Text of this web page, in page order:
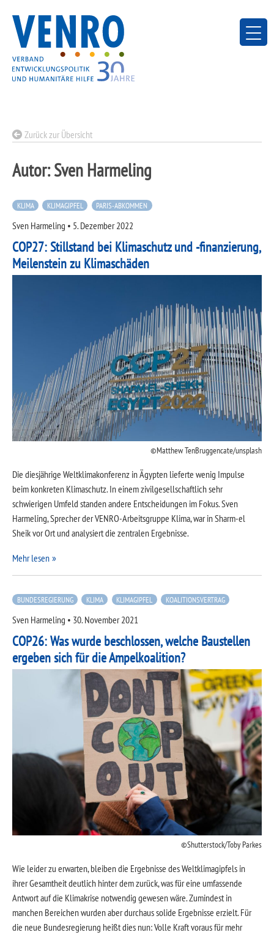
content
Zurück zur Übersicht
Autor:Sven Harmeling
KLIMA KLIMAGIPFEL PARIS-ABKOMMEN
Sven Harmeling • 5. Dezember 2022
COP27: Stillstand bei Klimaschutz und -finanzierung,
Meilenstein zu Klimaschäden
Matthew TenBruggencate/unsplash
Die diesjährige Weltklimakonferenz in Ägypten lieferte wenig Impulse
beim konkreten Klimaschutz. In einem zivilgesellschaftlich sehr
schwierigen Umfeld standen andere Entscheidungen im Fokus. Sven
Harmeling, Sprecher der VENRO-Arbeitsgruppe Klima, war in Sharm-el
Sheik vor Ort und analysiert die zentralen Ergebnisse.
Mehr lesen
BUNDESREGIERUNG KLIMA KLIMAGIPFEL KOALITIONSVERTRAG
Sven Harmeling • 30. November 2021
COP26: Was wurde beschlossen, welche Baustellen
ergeben sich für die Ampelkoalition?
Shutterstock/Toby Parkes
Wie leider zu erwarten, bleiben die Ergebnisse des Weltklimagipfels in
ihrer Gesamtheit deutlich hinter dem zurück, was für eine umfassende
Antwort auf die Klimakrise notwendig gewesen wäre. Zumindest in
manchen Bereichen wurden aber durchaus solide Ergebnisse erzielt. Für
die neue Bundesregierung heißt dies nun: Volle Kraft voraus für mehr